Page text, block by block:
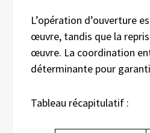
L’opération d’ouverture
œuvre, tandis que la
œuvre. La coordination
déterminante pour
Tableau récapitulatif :